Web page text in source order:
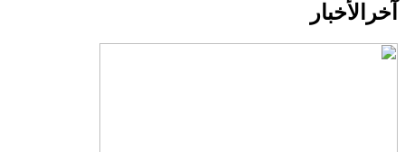
آخر الأخبار